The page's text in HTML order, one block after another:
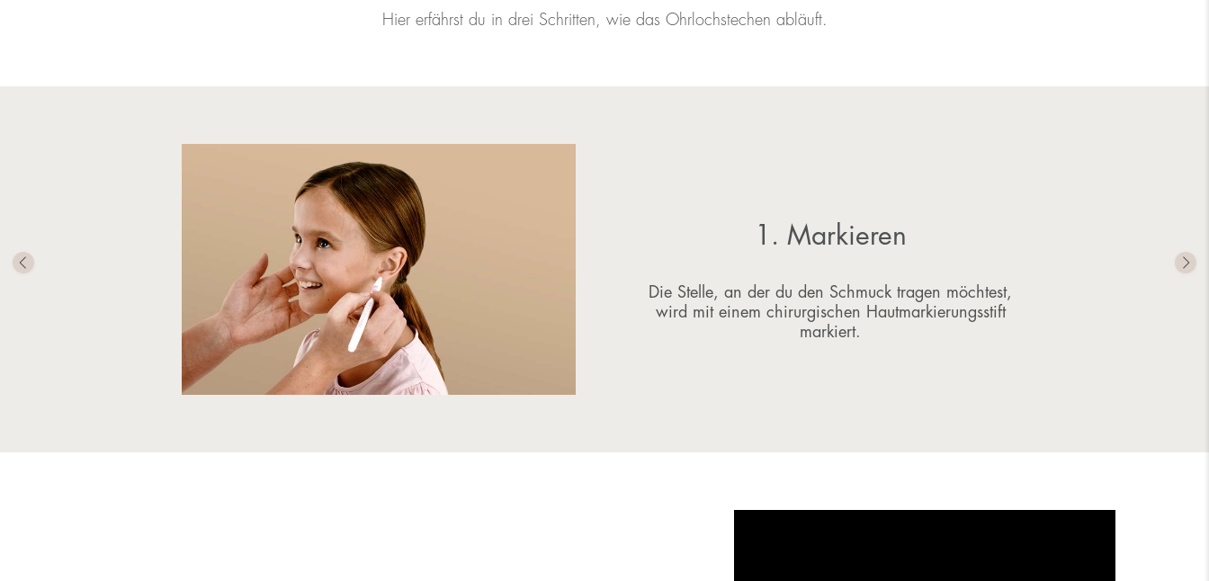
Hier erfährst du in drei Schritten, wie das Ohrlochstechen abläuft.
1. Markieren
Die Stelle, an der du den Schmuck tragen möchtest,
wird mit einem chirurgischen Hautmarkierungsstift
markiert.